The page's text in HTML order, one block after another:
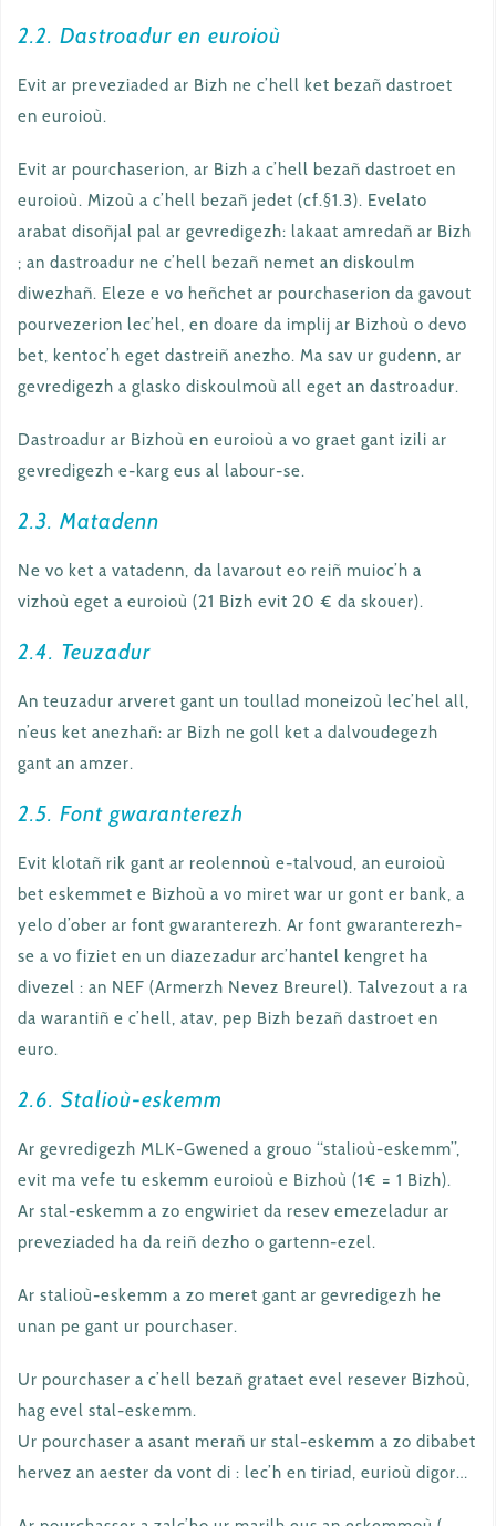
2.2. Dastroadur en euroioù
Evit ar preveziaded ar Bizh ne c’hell ket bezañ dastroet
en euroioù.
Evit ar pourchaserion, ar Bizh a c’hell bezañ dastroet en
euroioù. Mizoù a c’hell bezañ jedet (cf.§1.3). Evelato
arabat disoñjal pal ar gevredigezh: lakaat amredañ ar Bizh
; an dastroadur ne c’hell bezañ nemet an diskoulm
diwezhañ. Eleze e vo heñchet ar pourchaserion da gavout
pourvezerion lec’hel, en doare da implij ar Bizhoù o devo
bet, kentoc’h eget dastreiñ anezho. Ma sav ur gudenn, ar
gevredigezh a glasko diskoulmoù all eget an dastroadur.
Dastroadur ar Bizhoù en euroioù a vo graet gant izili ar
gevredigezh e-karg eus al labour-se.
2.3. Matadenn
Ne vo ket a vatadenn, da lavarout eo reiñ muioc’h a
vizhoù eget a euroioù (21 Bizh evit 20 € da skouer).
2.4. Teuzadur
An teuzadur arveret gant un toullad moneizoù lec’hel all,
n’eus ket anezhañ: ar Bizh ne goll ket a dalvoudegezh
gant an amzer.
2.5. Font gwaranterezh
Evit klotañ rik gant ar reolennoù e-talvoud, an euroioù
bet eskemmet e Bizhoù a vo miret war ur gont er bank, a
yelo d’ober ar font gwaranterezh. Ar font gwaranterezh-
se a vo fiziet en un diazezadur arc’hantel kengret ha
divezel : an NEF (Armerzh Nevez Breurel). Talvezout a ra
da warantiñ e c’hell, atav, pep Bizh bezañ dastroet en
euro.
2.6. Stalioù-eskemm
Ar gevredigezh MLK-Gwened a grouo “stalioù-eskemm”,
evit ma vefe tu eskemm euroioù e Bizhoù (1€ = 1 Bizh).
Ar stal-eskemm a zo engwiriet da resev emezeladur ar
preveziaded ha da reiñ dezho o gartenn-ezel.
Ar stalioù-eskemm a zo meret gant ar gevredigezh he
unan pe gant ur pourchaser.
Ur pourchaser a c’hell bezañ grataet evel resever Bizhoù,
hag evel stal-eskemm.
Ur pourchaser a asant merañ ur stal-eskemm a zo dibabet
hervez an aester da vont di : lec’h en tiriad, eurioù digor…